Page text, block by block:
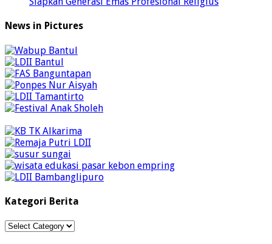
News in Pictures
Kategori Berita
Kategori